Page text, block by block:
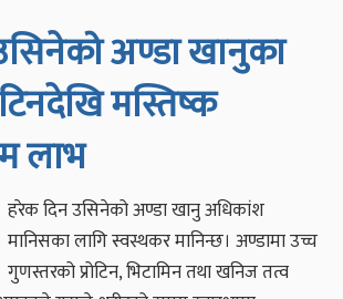
अण्डा खानुका
मस्तिष्क
लाभ
हरेक दिन उसिनेको अण्डा खानु अधिकांश
मानिसका लागि स्वस्थकर मानिन्छ। अण्डामा उच्च
गुणस्तरको प्रोटिन, भिटामिन तथा खनिज तत्व